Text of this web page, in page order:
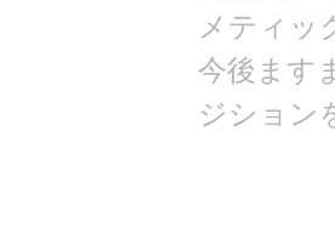
メティッ
今後ます
ジション